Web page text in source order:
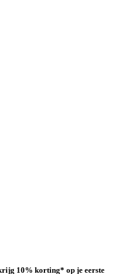
10% korting* op je eerste